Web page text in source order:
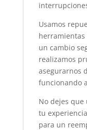
Usamos
un cambio
realizamos
asegurarnos
funcionando
No dejes que
tu
para un